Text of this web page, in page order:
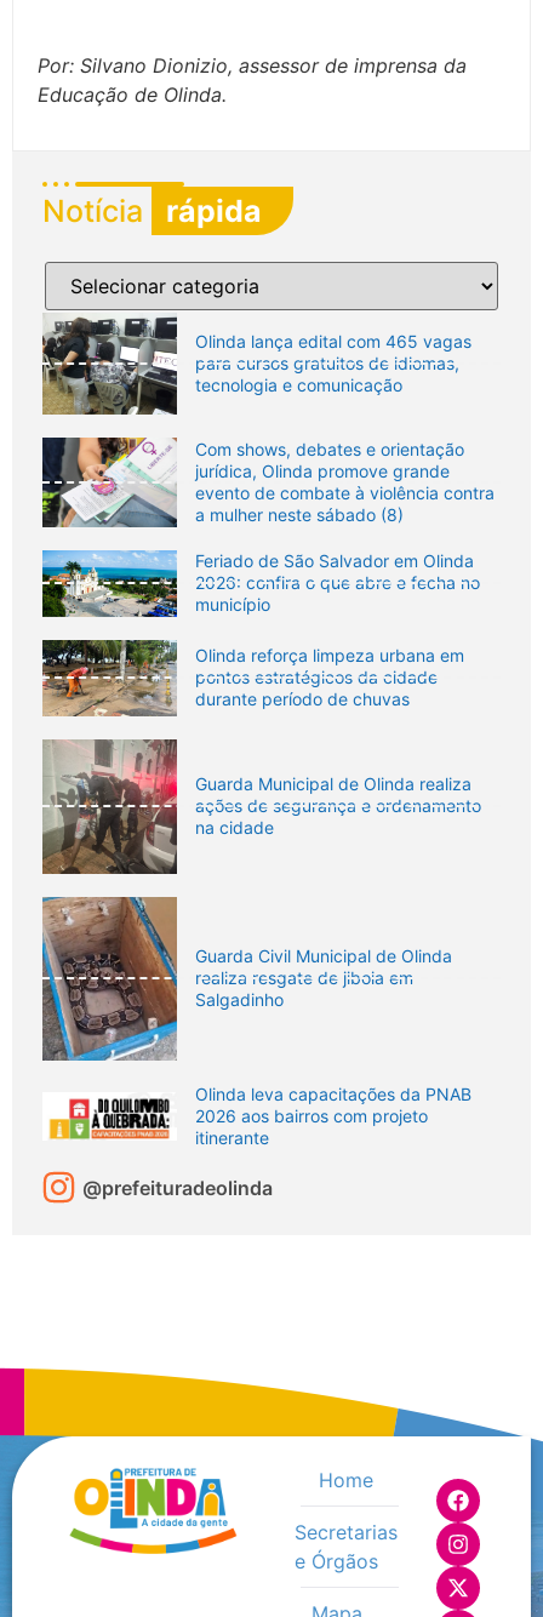
Por: Silvano Dionizio, assessor de imprensa da
Educação de Olinda.
Notícia rápida
Olinda lança edital com 465 vagas
para cursos gratuitos de idiomas,
tecnologia e comunicação
Com shows, debates e orientação
jurídica, Olinda promove grande
evento de combate à violência contra
a mulher neste sábado (8)
Feriado de São Salvador em Olinda
2026: confira o que abre e fecha no
município
Olinda reforça limpeza urbana em
pontos estratégicos da cidade
durante período de chuvas
Guarda Municipal de Olinda realiza
ações de segurança e ordenamento
na cidade
Guarda Civil Municipal de Olinda
realiza resgate de jiboia em
Salgadinho
Olinda leva capacitações da PNAB
2026 aos bairros com projeto
itinerante
@prefeituradeolinda
Home
Secretarias
e Órgãos